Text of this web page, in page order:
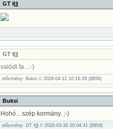
GT Ɨ|ѯ
GT Ɨ|ѯ
valódi fa...:-)
előzmény: Buksi // 2026-04-12 10:16:26 (8856)
Buksi
Hohó... szép kormány. ;-)
előzmény: GT Ɨ|ѯ // 2026-03-30 20:04:41 (8854)